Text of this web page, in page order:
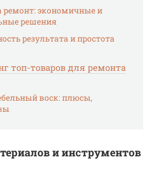
ремонт: экономичные и
решения
результата и простота
топ-товаров для ремонта
воск: плюсы,
и инструментов